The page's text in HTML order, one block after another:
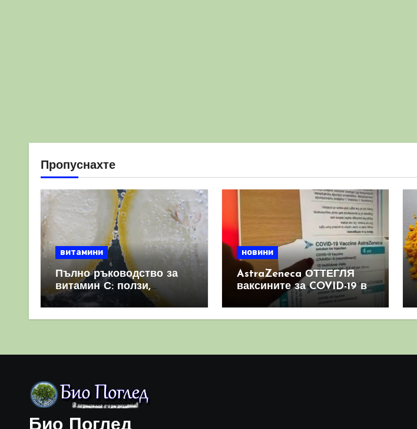
Пропуснахте
витамини
Пълно ръководство за
витамин С: ползи,
източници и защо е
важен за имунната
новини
AstraZeneca ОТТЕГЛЯ
ваксините за COVID-19 в
световен мащаб, след
като призна, че те